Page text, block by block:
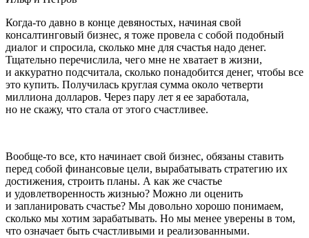
Когда-то давно в конце девяностых, начиная свой
консалтинговый бизнес, я тоже провела с собой подобный
диалог и спросила, сколько мне для счастья надо денег.
Тщательно перечислила, чего мне не хватает в жизни,
и аккуратно подсчитала, сколько понадобится денег, чтобы все
это купить. Получилась круглая сумма около четверти
миллиона долларов. Через пару лет я ее заработала,
но не скажу, что стала от этого счастливее.
Вообще-то все, кто начинает свой бизнес, обязаны ставить
перед собой финансовые цели, вырабатывать стратегию их
достижения, строить планы. А как же счастье
и удовлетворенность жизнью? Можно ли оценить
и запланировать счастье? Мы довольно хорошо понимаем,
сколько мы хотим зарабатывать. Но мы менее уверены в том,
что означает быть счастливыми и реализованными.